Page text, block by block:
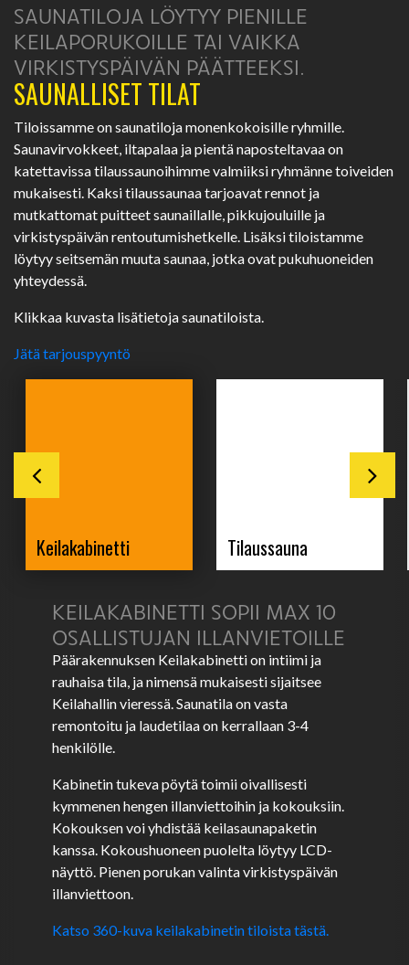
SAUNATILOJA LÖYTYY PIENILLE
KEILAPORUKOILLE TAI VAIKKA
VIRKISTYSPÄIVÄN PÄÄTTEEKSI.
SAUNALLISET TILAT
Tiloissamme on saunatiloja monenkokoisille ryhmille.
Saunavirvokkeet, iltapalaa ja pientä naposteltavaa on
katettavissa tilaussaunoihimme valmiiksi ryhmänne toiveiden
mukaisesti. Kaksi tilaussaunaa tarjoavat rennot ja
mutkattomat puitteet saunaillalle, pikkujouluille ja
virkistyspäivän rentoutumishetkelle. Lisäksi tiloistamme
löytyy seitsemän muuta saunaa, jotka ovat pukuhuoneiden
yhteydessä.
Klikkaa kuvasta lisätietoja saunatiloista.
Jätä tarjouspyyntö
Keilakabinetti Tilaussauna
KEILAKABINETTI SOPII MAX 10
OSALLISTUJAN ILLANVIETOILLE
Päärakennuksen Keilakabinetti on intiimi ja
rauhaisa tila, ja nimensä mukaisesti sijaitsee
Keilahallin vieressä. Saunatila on vasta
remontoitu ja laudetilaa on kerrallaan 3-4
henkilölle.
Kabinetin tukeva pöytä toimii oivallisesti
kymmenen hengen illanviettoihin ja kokouksiin.
Kokouksen voi yhdistää keilasaunapaketin
kanssa. Kokoushuoneen puolelta löytyy LCD-
näyttö. Pienen porukan valinta virkistyspäivän
illanviettoon.
Katso 360-kuva keilakabinetin tiloista tästä.